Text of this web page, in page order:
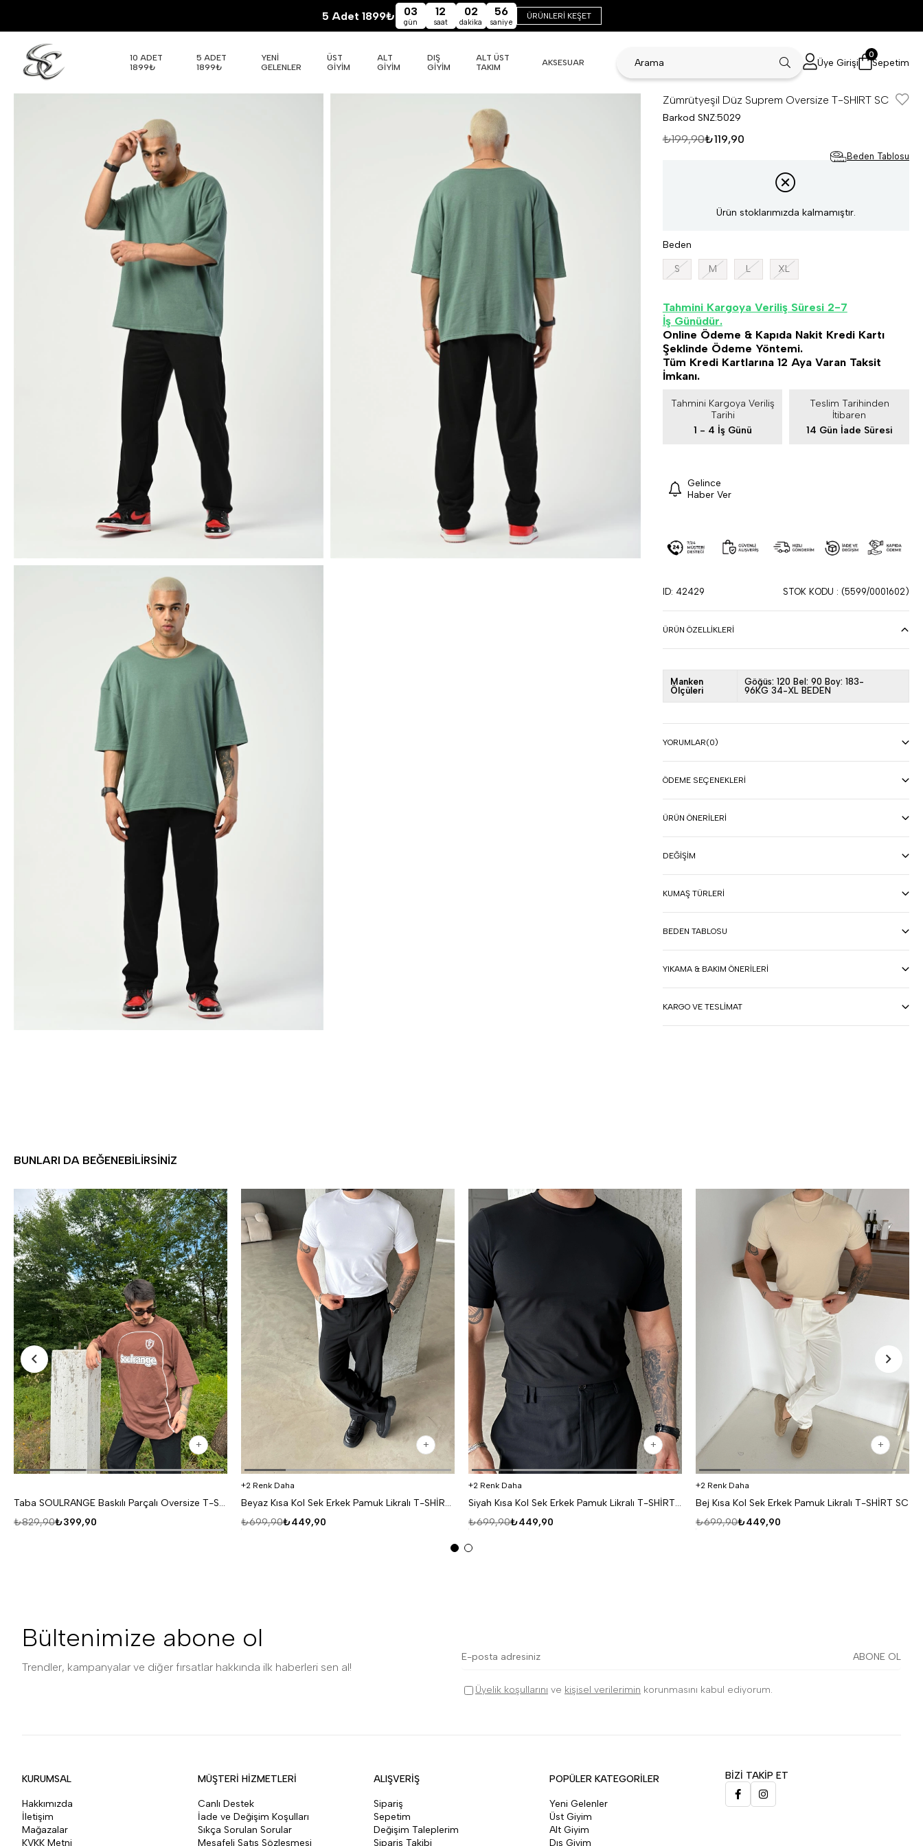
5 Adet 1899₺ 03
gün
12
saat
02
dakika
55
saniye
ÜRÜNLERİ KEŞET
10 ADET
1899₺
5 ADET
1899₺
YENİ
GELENLER
ÜST
GİYİM
ALT
GİYİM
DIŞ
GİYİM
ALT ÜST
TAKIM
AKSESUAR Üye Girişi Sepetim
0
Zümrütyeşil Düz Suprem Oversize T-SHIRT SC
Barkod SNZ:5029
₺199,90₺119,90
Beden Tablosu
Ürün stoklarımızda kalmamıştır.
Beden
S M L XL
Tahmini Kargoya Veriliş Süresi 2-7
İş Günüdür.
Online Ödeme & Kapıda Nakit Kredi Kartı
Şeklinde Ödeme Yöntemi.
Tüm Kredi Kartlarına 12 Aya Varan Taksit
İmkanı.
Tahmini Kargoya Veriliş
Tarihi
1 - 4 İş Günü
Teslim Tarihinden
İtibaren
14 Gün İade Süresi
Gelince
Haber Ver
ID: 42429 STOK KODU (5599/0001602)
ÜRÜN ÖZELLIKLERI
Manken
Ölçüleri
Göğüs: 120 Bel: 90 Boy: 183-
96KG 34-XL BEDEN
YORUMLAR(0)
ÖDEME SEÇENEKLERI
ÜRÜN ÖNERILERI
DEĞIŞIM
KUMAŞ TÜRLERI
BEDEN TABLOSU
YIKAMA & BAKIM ÖNERILERI
KARGO VE TESLIMAT
BUNLARI DA BEĞENEBILIRSINIZ
Taba SOULRANGE Baskılı Parçalı Oversize T-SHIRT PNC 1009
₺399,90
₺829,90
2 Renk Daha
Beyaz Kısa Kol Sek Erkek Pamuk Likralı T-SHİRT SC
₺449,90
₺699,90
2 Renk Daha
Siyah Kısa Kol Sek Erkek Pamuk Likralı T-SHİRT SC
₺449,90
₺699,90
2 Renk Daha
Bej Kısa Kol Sek Erkek Pamuk Likralı T-SHİRT SC
₺449,90
₺699,90
Bültenimize abone ol
Trendler, kampanyalar ve diğer fırsatlar hakkında ilk haberleri sen al!
ABONE OL
Üyelik koşullarını ve kişisel verilerimin korunmasını kabul ediyorum.
KURUMSAL
Hakkımızda
İletişim
Mağazalar
KVKK Metni
MÜŞTERİ HİZMETLERİ
Canlı Destek
İade ve Değişim Koşulları
Sıkça Sorulan Sorular
Mesafeli Satış Sözleşmesi
ALIŞVERİŞ
Sipariş
Sepetim
Değişim Taleplerim
Sipariş Takibi
POPÜLER KATEGORİLER
Yeni Gelenler
Üst Giyim
Alt Giyim
Dış Giyim
BİZİ TAKİP ET